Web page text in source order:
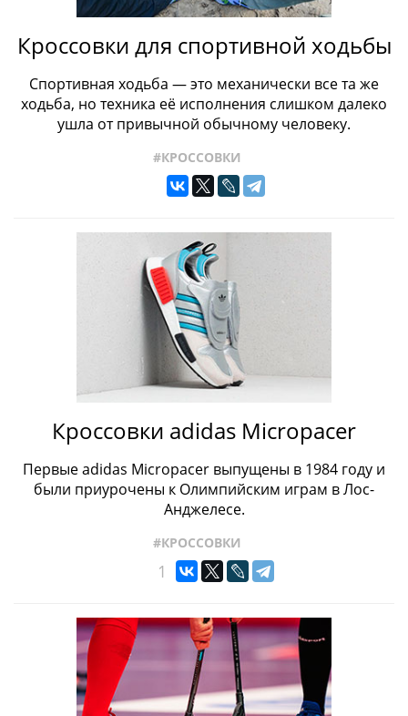
Кроссовки для спортивной ходьбы
Спортивная ходьба — это механически все та же
ходьба, но техника её исполнения слишком далеко
ушла от привычной обычному человеку.
#КРОССОВКИ
Кроссовки adidas Micropacer
Первые adidas Micropacer выпущены в 1984 году и
были приурочены к Олимпийским играм в Лос-
Анджелесе.
#КРОССОВКИ
1